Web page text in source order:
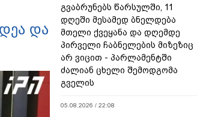
და
გვაბრუნებს წარსულში, 11
დღეში მესამედ ბნელდება
მთელი ქვეყანა და დღემდე
პირველი ჩაბნელების მიზეზიც
არ ვიცით - პარლამენტში
ძალიან ცხელი შემოდგომა
გველის
05.08.2026 / 22:08